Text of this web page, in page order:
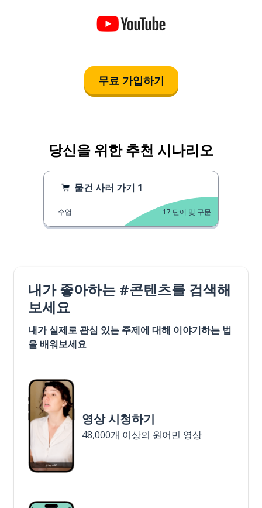
무료 가입하기
당신을 위한 추천 시나리오
물건 사러 가기 1
수업 17 단어 및 구문
내가 좋아하는 #콘텐츠를 검색해
보세요
내가 실제로 관심 있는 주제에 대해 이야기하는 법
을 배워보세요
영상 시청하기
48,000개 이상의 원어민 영상